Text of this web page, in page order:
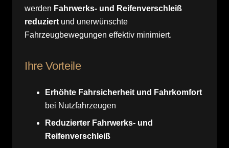
werden Fahrwerks- und Reifenverschleiß
reduziert und unerwünschte
Fahrzeugbewegungen effektiv minimiert.
Ihre Vorteile
Erhöhte Fahrsicherheit und Fahrkomfort
bei Nutzfahrzeugen
Reduzierter Fahrwerks- und
Reifenverschleiß